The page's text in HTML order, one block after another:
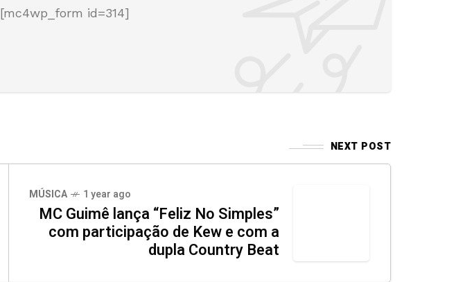
[mc4wp_form id=314]
NEXT POST
MÚSICA 1 year ago
MC Guimê lança “Feliz No Simples”
com participação de Kew e com a
dupla Country Beat